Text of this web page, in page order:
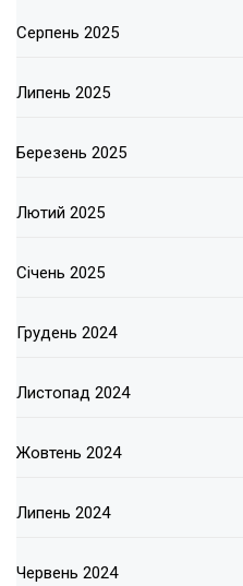
Серпень 2025
Липень 2025
Березень 2025
Лютий 2025
Січень 2025
Грудень 2024
Листопад 2024
Жовтень 2024
Липень 2024
Червень 2024